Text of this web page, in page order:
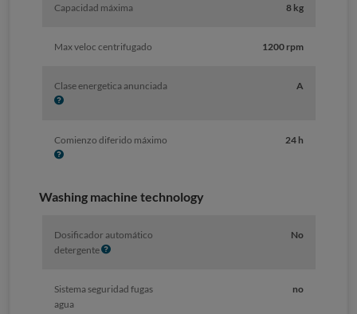
Capacidad máxima 8 kg
Max veloc centrifugado 1200 rpm
Clase energetica anunciadaI
A
Comienzo diferido máximoI
24 h
Washing machine technology
Dosificador automático
detergenteI
o
No
Sistema seguridad fugas
agua
no